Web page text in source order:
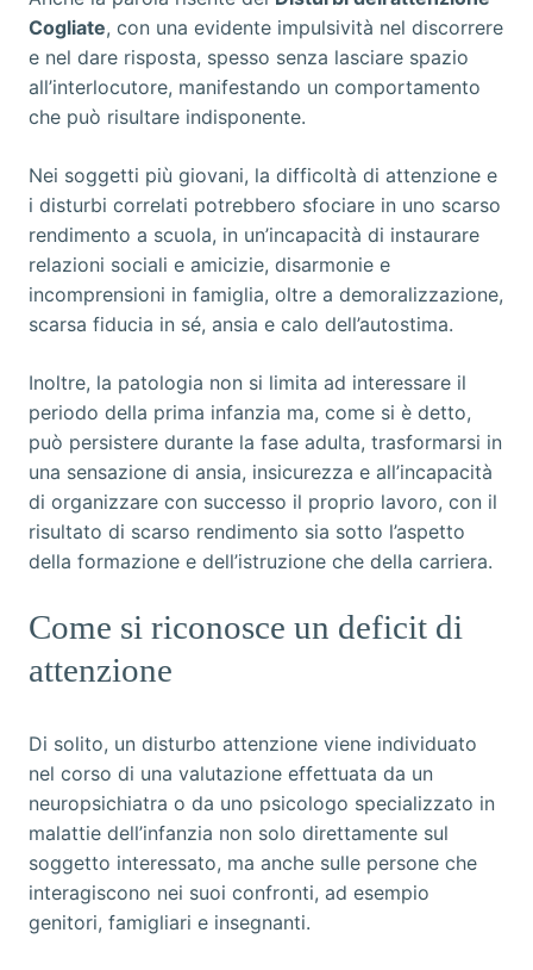
Cogliate, con una evidente impulsività nel discorrere
e nel dare risposta, spesso senza lasciare spazio
all’interlocutore, manifestando un comportamento
che può risultare indisponente.
Nei soggetti più giovani, la difficoltà di attenzione e
i disturbi correlati potrebbero sfociare in uno scarso
rendimento a scuola, in un’incapacità di instaurare
relazioni sociali e amicizie, disarmonie e
incomprensioni in famiglia, oltre a demoralizzazione,
scarsa fiducia in sé, ansia e calo dell’autostima.
Inoltre, la patologia non si limita ad interessare il
periodo della prima infanzia ma, come si è detto,
può persistere durante la fase adulta, trasformarsi in
una sensazione di ansia, insicurezza e all’incapacità
di organizzare con successo il proprio lavoro, con il
risultato di scarso rendimento sia sotto l’aspetto
della formazione e dell’istruzione che della carriera.
Come si riconosce un deficit di
attenzione
Di solito, un disturbo attenzione viene individuato
nel corso di una valutazione effettuata da un
neuropsichiatra o da uno psicologo specializzato in
malattie dell’infanzia non solo direttamente sul
soggetto interessato, ma anche sulle persone che
interagiscono nei suoi confronti, ad esempio
genitori, famigliari e insegnanti.